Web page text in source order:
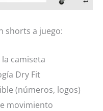
shorts a juego:
camiseta
Dry Fit
(números, logos)
movimiento